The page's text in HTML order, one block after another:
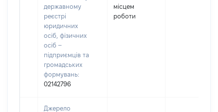
державному
реєстрі
юридичних
осіб, фізичних
осіб –
підприємців та
громадських
формувань:
02142796
місцем
роботи
Джерело